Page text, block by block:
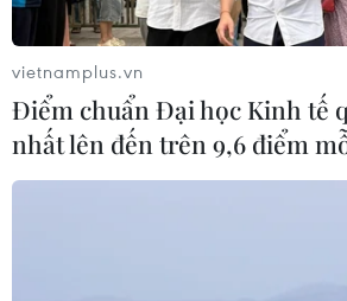
vietnamplus.vn
Điểm chuẩn Đại học Kinh tế
nhất lên đến trên 9,6 điểm